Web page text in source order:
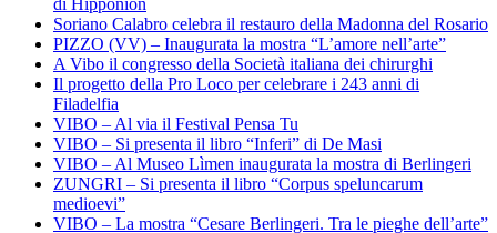
Soriano Calabro celebra il restauro della Madonna del Rosario
PIZZO (VV) – Inaugurata la mostra “L’amore nell’arte”
A Vibo il congresso della Società italiana dei chirurghi
Il progetto della Pro Loco per celebrare i 243 anni di
Filadelfia
VIBO – Al via il Festival Pensa Tu
VIBO – Si presenta il libro “Inferi” di De Masi
VIBO – Al Museo Lìmen inaugurata la mostra di Berlingeri
ZUNGRI – Si presenta il libro “Corpus speluncarum
medioevi”
VIBO – La mostra “Cesare Berlingeri. Tra le pieghe dell’arte”